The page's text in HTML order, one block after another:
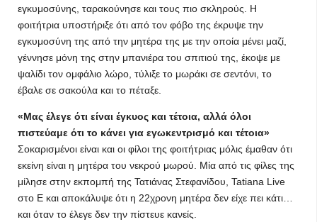
εγκυμοσύνης, ταρακούνησε και τους πιο σκληρούς. Η
φοιτήτρια υποστήριξε ότι από τον φόβο της έκρυψε την
εγκυμοσύνη της από την μητέρα της με την οποία μένει μαζί,
γέννησε μόνη της στην μπανιέρα του σπιτιού της, έκοψε με
ψαλίδι τον ομφάλιο λώρο, τύλιξε το μωράκι σε σεντόνι, το
έβαλε σε σακούλα και το πέταξε.
«Μας έλεγε ότι είναι έγκυος και τέτοια, αλλά όλοι
πιστεύαμε ότι το κάνει για εγωκεντρισμό και τέτοια»
Σοκαρισμένοι είναι και οι φίλοι της φοιτήτριας μόλις έμαθαν ότι
εκείνη είναι η μητέρα του νεκρού μωρού. Μία από τις φίλες της
μίλησε στην εκπομπή της Τατιάνας Στεφανίδου, Tatiana Live
στο Ε και αποκάλυψε ότι η 22χρονη μητέρα δεν είχε πει κάτι…
και όταν το έλεγε δεν την πίστευε κανείς.